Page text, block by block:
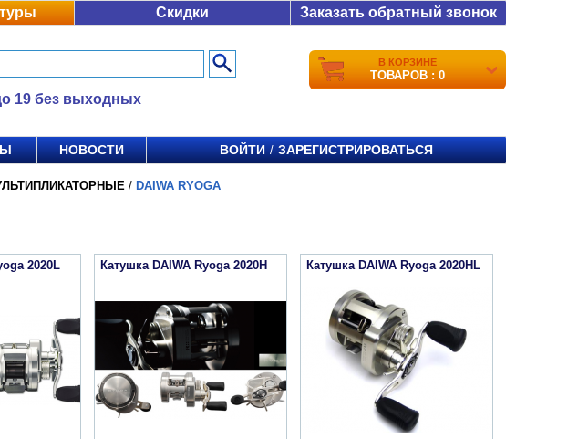
Скидки Заказать обратный звонок
19 без выходных
В КОРЗИНЕ
ТОВАРОВ : 0
НОВОСТИ ВОЙТИ / ЗАРЕГИСТРИРОВАТЬСЯ
/ DAIWA RYOGA
2020L Катушка DAIWA Ryoga 2020H Катушка DAIWA Ryoga 2020HL